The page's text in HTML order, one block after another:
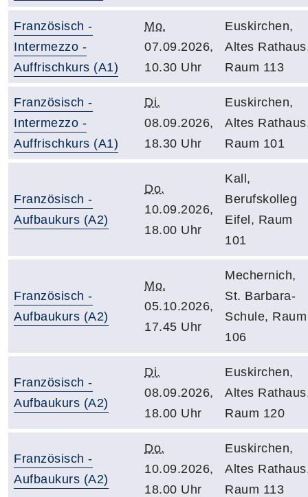
Französisch -
Intermezzo -
Auffrischkurs (A1)
Mo.
07.09.2026,
10.30 Uhr
Euskirchen,
Altes
Raum 113
Französisch -
Intermezzo -
Auffrischkurs (A1)
Di.
08.09.2026,
18.30 Uhr
Euskirchen,
Altes
Raum 101
Französisch -
Aufbaukurs (A2)
Do.
10.09.2026,
18.00 Uhr
Kall,
Berufskolleg
Eifel, Raum
101
Französisch -
Aufbaukurs (A2)
Mo.
05.10.2026,
17.45 Uhr
Mechernich,
St. Barbara-
Schule, Raum
106
Französisch -
Aufbaukurs (A2)
Di.
08.09.2026,
18.00 Uhr
Euskirchen,
Altes
Raum 120
Französisch -
Aufbaukurs (A2)
Do.
10.09.2026,
18.00 Uhr
Euskirchen,
Altes
Raum 113